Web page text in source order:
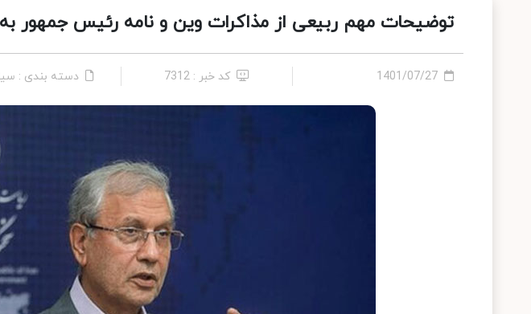
توضیحات مهم ربیعی از مذاکرات وین و نامه رئیس جمهور
1401/07/27 کد خبر : 7312 دسته بندی :